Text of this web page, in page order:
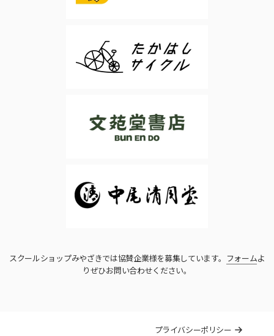
スクールショップみやざきでは協賛企業様を募集しています。 フォームよ
りぜひお問い合わせください。
プライバシーポリシー